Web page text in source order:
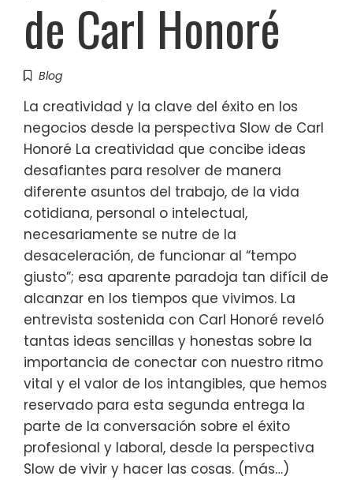
de Carl Honoré
Blog
La creatividad y la clave del éxito en los
negocios desde la perspectiva Slow de Carl
Honoré La creatividad que concibe ideas
desafiantes para resolver de manera
diferente asuntos del trabajo, de la vida
cotidiana, personal o intelectual,
necesariamente se nutre de la
desaceleración, de funcionar al “tempo
giusto”; esa aparente paradoja tan difícil de
alcanzar en los tiempos que vivimos. La
entrevista sostenida con Carl Honoré reveló
tantas ideas sencillas y honestas sobre la
importancia de conectar con nuestro ritmo
vital y el valor de los intangibles, que hemos
reservado para esta segunda entrega la
parte de la conversación sobre el éxito
profesional y laboral, desde la perspectiva
Slow de vivir y hacer las cosas. (más…)